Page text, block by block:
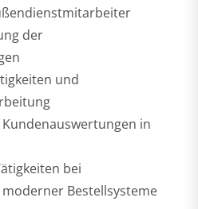
der
und
in
bei
Bestellsysteme